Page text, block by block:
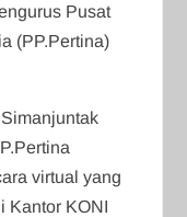
Pusat
(PP.Pertina)
virtual yang
Kantor KONI